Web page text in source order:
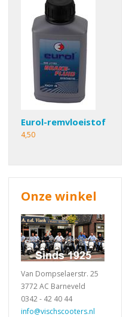
Eurol-remvloeistof
4,50
Onze winkel
Van Dompselaerstr. 25
3772 AC Barneveld
0342 - 42 40 44
info@vischscooters.nl